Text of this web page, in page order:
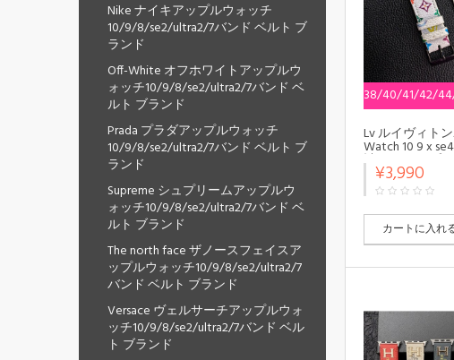
Nike ナイキアップルウォッチ
10/9/8/se2/ultra2/7バンド ベルト ブ
ランド
Off-White オフホワイトアップルウ
ォッチ10/9/8/se2/ultra2/7バンド ベ
ルト ブランド
Prada プラダアップルウォッチ
10/9/8/se2/ultra2/7バンド ベルト ブ
ランド
Supreme シュプリームアップルウ
ォッチ10/9/8/se2/ultra2/7バンド ベ
ルト ブランド
The north face ザノースフェイスア
ップルウォッチ10/9/8/se2/ultra2/7
バンド ベルト ブランド
Versace ヴェルサーチアップルウォ
ッチ10/9/8/se2/ultra2/7バンド ベル
ト ブランド
38/40/41/42/
Lv ルイヴィト
Watch 10 9 x
計 ストラップモ
ップルウォッチ
10/x/ultra2/SE2
ー製アップルウ
10/9/Ultra 49mm
人愛用，アップ
10/98/7バンド
ト シリコン
¥3,990
カートに入れ